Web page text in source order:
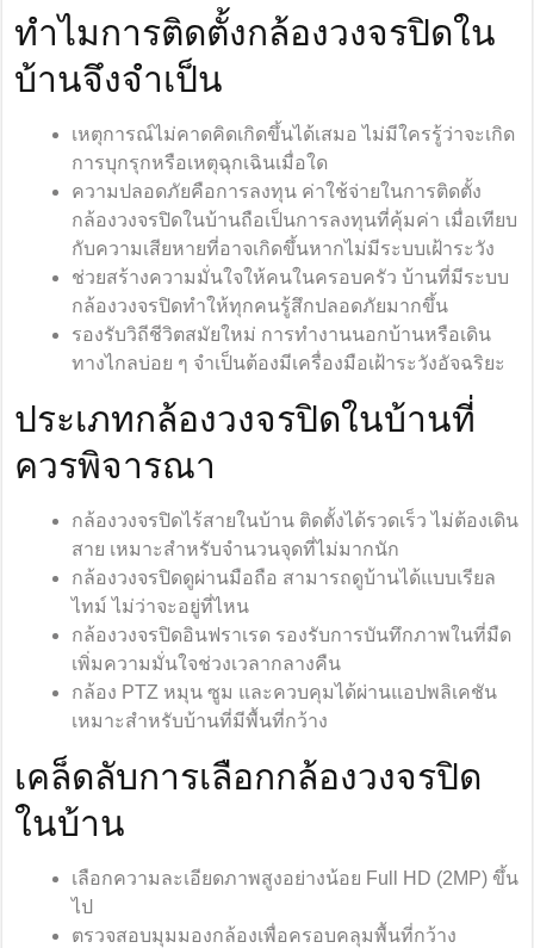
ทำไมการติดตั้งกล้องวงจรปิดใน
บ้านจึงจำเป็น
เหตุการณ์ไม่คาดคิดเกิดขึ้นได้เสมอ ไม่มีใครรู้ว่าจะเกิด
การบุกรุกหรือเหตุฉุกเฉินเมื่อใด
ความปลอดภัยคือการลงทุน ค่าใช้จ่ายในการติดตั้ง
กล้องวงจรปิดในบ้านถือเป็นการลงทุนที่คุ้มค่า เมื่อเทียบ
กับความเสียหายที่อาจเกิดขึ้นหากไม่มีระบบเฝ้าระวัง
ช่วยสร้างความมั่นใจให้คนในครอบครัว บ้านที่มีระบบ
กล้องวงจรปิดทำให้ทุกคนรู้สึกปลอดภัยมากขึ้น
รองรับวิถีชีวิตสมัยใหม่ การทำงานนอกบ้านหรือเดิน
ทางไกลบ่อย ๆ จำเป็นต้องมีเครื่องมือเฝ้าระวังอัจฉริยะ
ประเภทกล้องวงจรปิดในบ้านที่
ควรพิจารณา
กล้องวงจรปิดไร้สายในบ้าน ติดตั้งได้รวดเร็ว ไม่ต้องเดิน
สาย เหมาะสำหรับจำนวนจุดที่ไม่มากนัก
กล้องวงจรปิดดูผ่านมือถือ สามารถดูบ้านได้แบบเรียล
ไทม์ ไม่ว่าจะอยู่ที่ไหน
กล้องวงจรปิดอินฟราเรด รองรับการบันทึกภาพในที่มืด
เพิ่มความมั่นใจช่วงเวลากลางคืน
กล้อง PTZ หมุน ซูม และควบคุมได้ผ่านแอปพลิเคชัน
เหมาะสำหรับบ้านที่มีพื้นที่กว้าง
เคล็ดลับการเลือกกล้องวงจรปิด
ในบ้าน
เลือกความละเอียดภาพสูงอย่างน้อย Full HD (2MP) ขึ้น
ไป
ตรวจสอบมุมมองกล้องเพื่อครอบคลุมพื้นที่กว้าง